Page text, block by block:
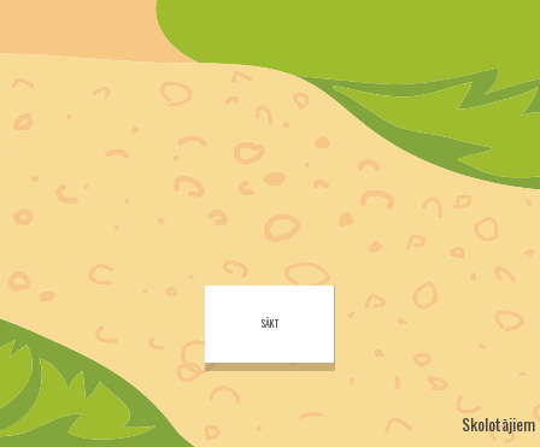
Skolotājiem
SĀKT